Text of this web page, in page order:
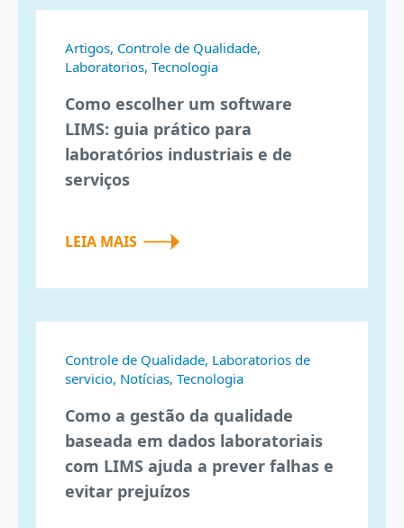
Artigos, Controle de Qualidade,
Laboratorios, Tecnologia
Como escolher um software
LIMS: guia prático para
laboratórios industriais e de
serviços
LEIA MAIS
Controle de Qualidade, Laboratorios de
servicio, Notícias, Tecnologia
Como a gestão da qualidade
baseada em dados laboratoriais
com LIMS ajuda a prever falhas e
evitar prejuízos